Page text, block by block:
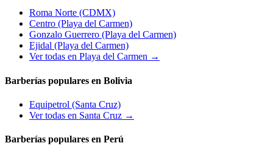
Roma Norte (CDMX)
Centro (Playa del Carmen)
Gonzalo Guerrero (Playa del Carmen)
Ejidal (Playa del Carmen)
Ver todas en Playa del Carmen →
Barberías populares en Bolivia
Equipetrol (Santa Cruz)
Ver todas en Santa Cruz →
Barberías populares en Perú